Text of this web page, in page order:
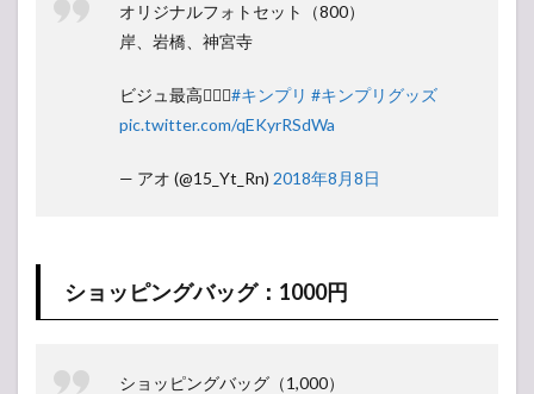
オリジナルフォトセット（800）
岸、岩橋、神宮寺
ビジュ最高🤦🏻‍♀️#キンプリ #キンプリグッズ
pic.twitter.com/qEKyrRSdWa
— アオ (@15_Yt_Rn) 2018年8月8日
ショッピングバッグ：1000円
ショッピングバッグ（1,000）